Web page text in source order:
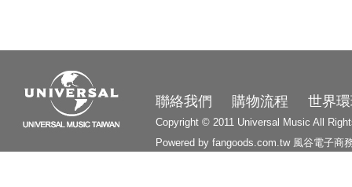
聯絡我們 購物流程 世界
Copyright © 2011 Universal Music All
Powered by fangoods.com.tw 風谷電子商